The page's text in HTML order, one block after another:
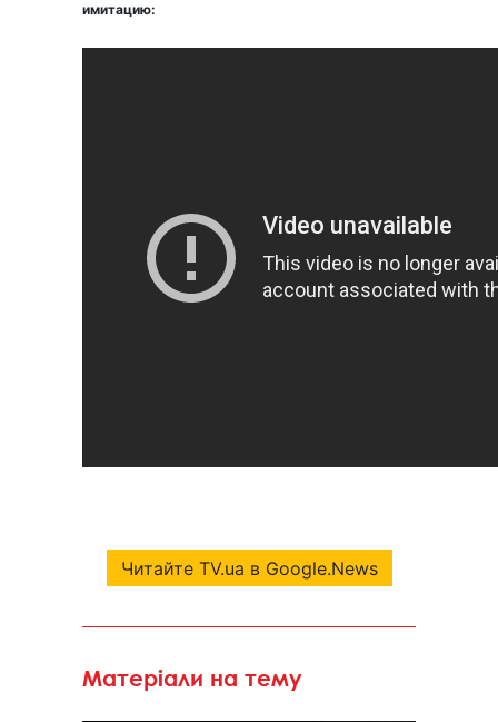
имитацию:
Читайте TV.ua в Google.News
Матеріали на тему